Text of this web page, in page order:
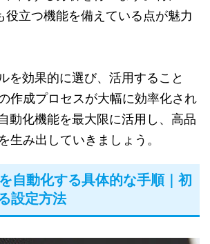
役立つ機能を備えている点が魅力
を効果的に選び、活用すること
作成プロセスが大幅に効率化され
動化機能を最大限に活用し、高品
生み出していきましょう。
自動化する具体的な手順｜初
設定方法